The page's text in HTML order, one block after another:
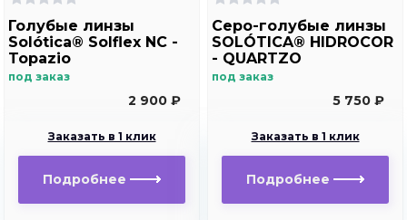
Голубые линзы
Solótica® Solflex NC -
Topazio
под заказ
2 900 ₽
Заказать в 1 клик
Подробнее
Серо-голубые линзы
SOLÓTICA® HIDROCOR
- QUARTZO
под заказ
5 750 ₽
Заказать в 1 клик
Подробнее